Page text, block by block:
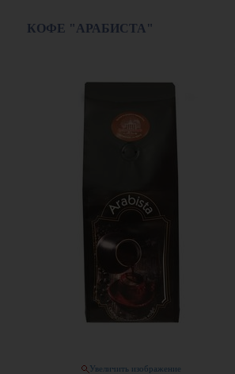
КОФЕ "АРАБИСТА"
Увеличить изображение